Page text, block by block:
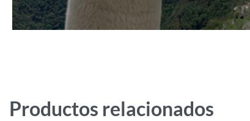
Productos relacionados